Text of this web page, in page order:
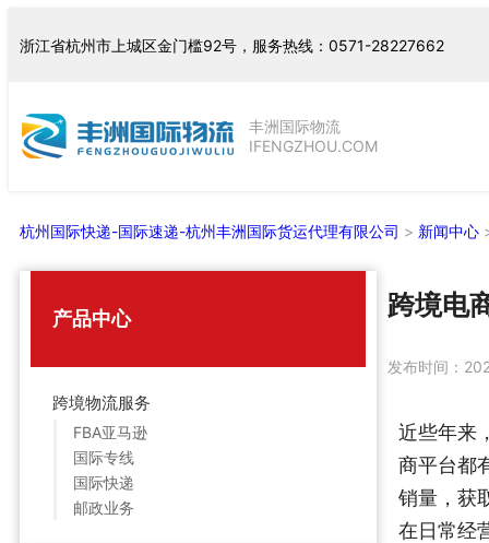
至
容
浙江省杭州市上城区金门槛92号，服务热线：0571-28227662
丰洲国际物流
IFENGZHOU.COM
杭州国际快递-国际速递-杭州丰洲国际货运代理有限公司 > 新闻中心
产品中心
跨境物流服务
FBA亚马逊
国际专线
国际快递
邮政业务
跨境电
发布时间：
近些年来
商平台都
销量，获
在日常经